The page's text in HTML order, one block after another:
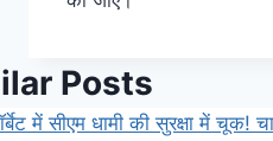
Posts